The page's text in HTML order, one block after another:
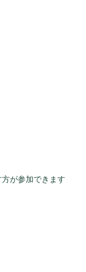
方が参加できます